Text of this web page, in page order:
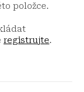
položce.
registrujte.